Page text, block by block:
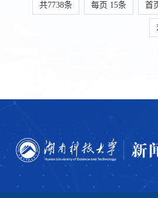
共7738条 每页 15条 首